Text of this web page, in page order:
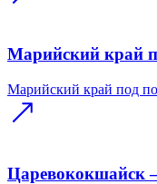
Марийский край
Марийский край под
Царевококшайск